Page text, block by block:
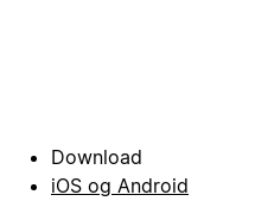
Download
iOS og Android